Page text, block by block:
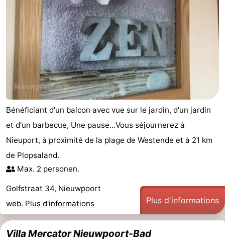
Bénéficiant d'un balcon avec vue sur le jardin, d'un jardin
et d'un barbecue, Une pause...Vous séjournerez à
Nieuport, à proximité de la plage de Westende et à 21 km
de Plopsaland.
Max. 2 personen.
Golfstraat 34, Nieuwpoort
web. Plus d'informations Plus d'informations
Villa Mercator Nieuwpoort-Bad